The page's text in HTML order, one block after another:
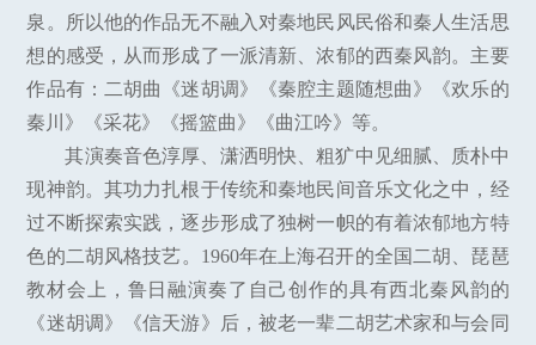
泉。所以他的作品无不融入对秦地民风民俗和秦人生活思
想的感受，从而形成了一派清新、浓郁的西秦风韵。主要
作品有：二胡曲《迷胡调》《秦腔主题随想曲》《欢乐的
秦川》《采花》《摇篮曲》《曲江吟》等。
其演奏音色淳厚、潇洒明快、粗犷中见细腻、质朴中
现神韵。其功力扎根于传统和秦地民间音乐文化之中，经
过不断探索实践，逐步形成了独树一帜的有着浓郁地方特
色的二胡风格技艺。1960年在上海召开的全国二胡、琵琶
教材会上，鲁日融演奏了自己创作的具有西北秦风韵的
《迷胡调》《信天游》后，被老一辈二胡艺术家和与会同